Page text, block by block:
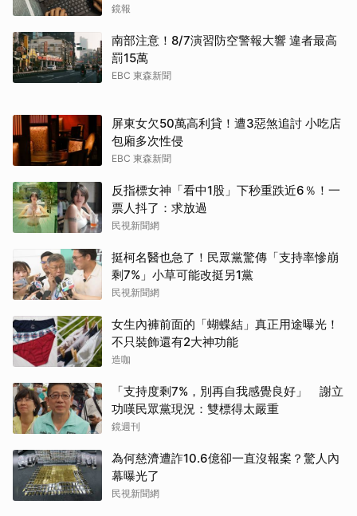
哭網
鏡報
南部注意！8/7演習防空警報大響 違者最高
罰15萬
EBC 東森新聞
屏東女欠50萬高利貸！遭3惡煞追討 小吃店
包廂多次性侵
EBC 東森新聞
反指標女神「看中1股」下秒重跌近6％！一
票人抖了：求放過
民視新聞網
挺柯名醫也急了！民眾黨驚傳「支持率慘崩
剩7%」小草可能改挺另1黨
民視新聞網
女生內褲前面的「蝴蝶結」真正用途曝光！
不只裝飾還有2大神功能
造咖
「支持度剩7%，別再自我感覺良好」 謝立
功嘆民眾黨現況：雙標得太嚴重
鏡週刊
為何慈濟遭詐10.6億卻一直沒報案？驚人內
幕曝光了
民視新聞網